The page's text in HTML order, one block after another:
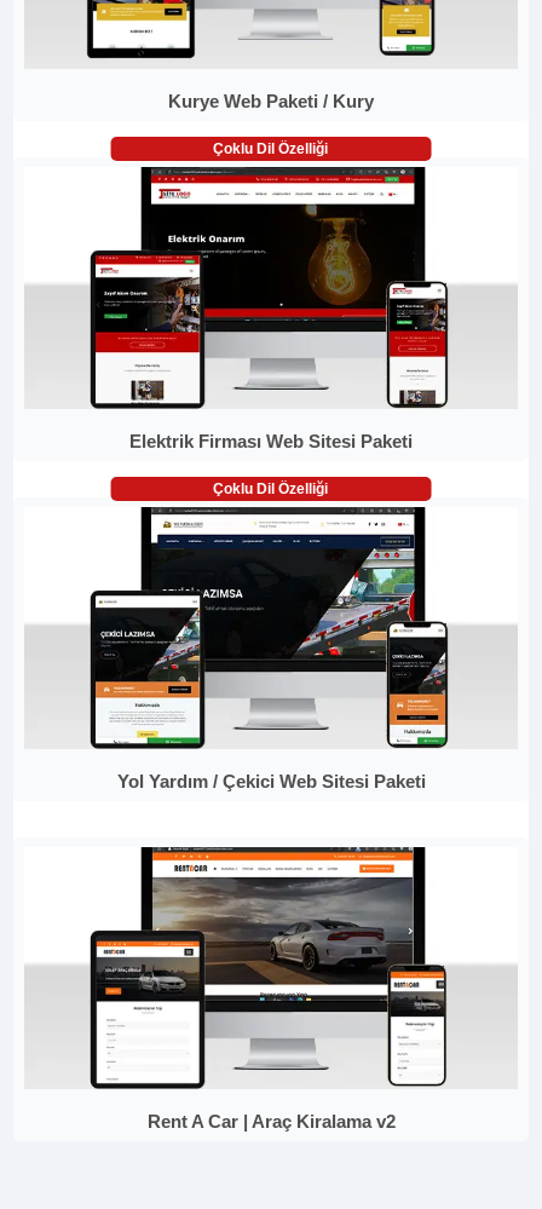
Kurye Web Paketi / Kury
Çoklu Dil Özelliği
Elektrik Firması Web Sitesi Paketi
Çoklu Dil Özelliği
Yol Yardım / Çekici Web Sitesi Paketi
Rent A Car | Araç Kiralama v2